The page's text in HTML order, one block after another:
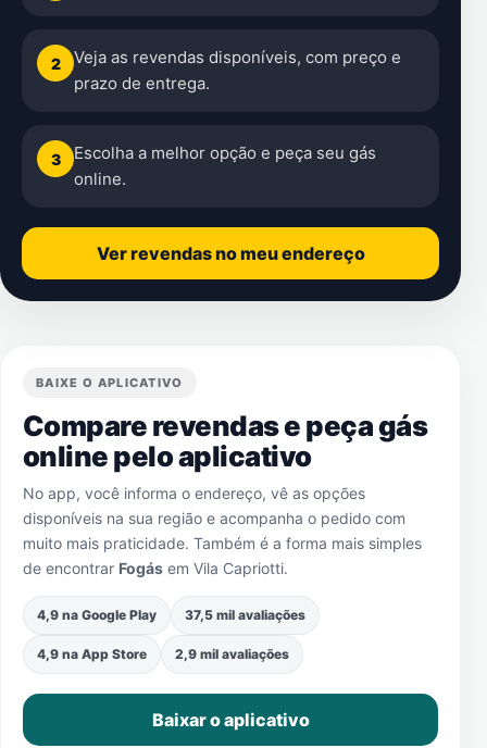
2
Veja as revendas disponíveis, com preço e
prazo de entrega.
3
Escolha a melhor opção e peça seu gás
online.
Ver revendas no meu endereço
BAIXE O APLICATIVO
Compare revendas e peça gás
online pelo aplicativo
No app, você informa o endereço, vê as opções
disponíveis na sua região e acompanha o pedido com
muito mais praticidade. Também é a forma mais simples
de encontrar Fogás em Vila Capriotti.
4,9 na Google Play 37,5 mil avaliações
4,9 na App Store 2,9 mil avaliações
Baixar o aplicativo